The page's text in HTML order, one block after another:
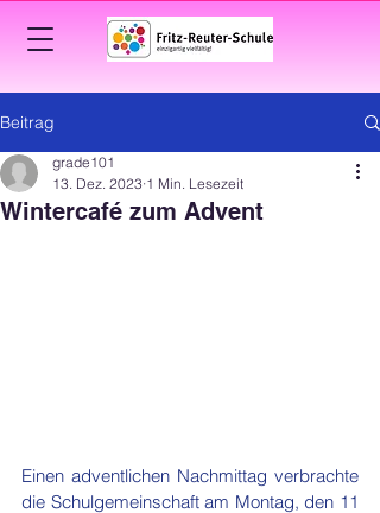
Beitrag
Wintercafé zum Advent
grade101
13. Dez. 2023 1 Min. Lesezeit
Einen adventlichen Nachmittag verbrachte
die Schulgemeinschaft am Montag, den 11